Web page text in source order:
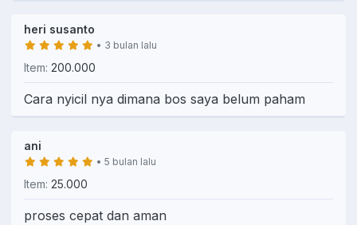
heri susanto
• 3 bulan lalu
Item: 200.000
Cara nyicil nya dimana bos saya belum paham
ani
• 5 bulan lalu
Item: 25.000
proses cepat dan aman